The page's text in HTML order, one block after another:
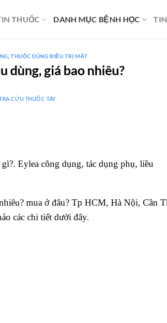
THUỐC DANH MỤC BỆNH HỌC
THUỐC DÙNG ĐIỀU TRỊ MẮT
dùng, giá bao nhiêu?
CỨU THUỐC TÂY
Eylea công dụng, tác dụng phụ, liều
mua ở đâu? Tp HCM, Hà Nội, Cần
các chi tiết dưới đây.